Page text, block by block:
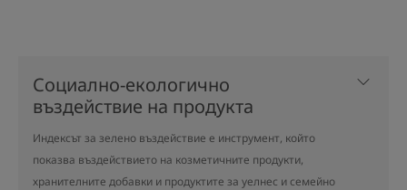
форма на антиоксиданта витамин Е и
успокояващата и омекотяваща термална
вода Avène. Много сухата кожа възвръща
своята еластичност, комфорт и сияен тен.
Социално-екологично
въздействие на продукта
Индексът за зелено въздействие е инструмент, който
показва въздействието на козметичните продукти,
хранителните добавки и продуктите за уелнес и семейно